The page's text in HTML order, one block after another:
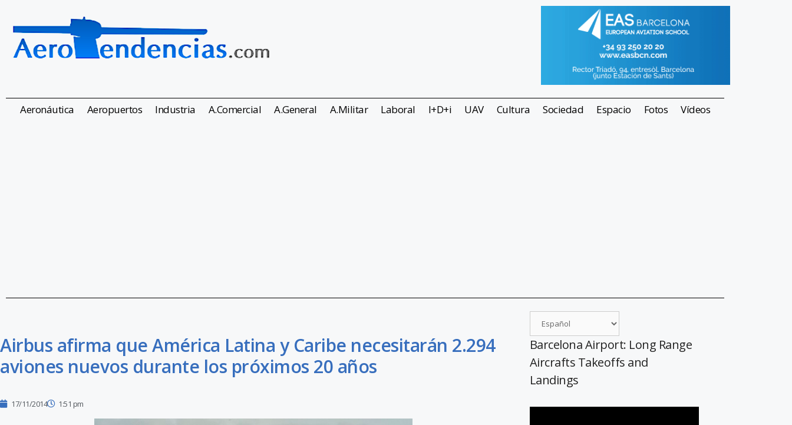
Aeronáutica Aeropuertos Industria A.Comercial A.General A.Militar Laboral I+D+i UAV Cultura Sociedad Espacio Fotos Vídeos
Airbus afirma que América Latina y Caribe necesitarán 2.294
aviones nuevos durante los próximos 20 años
17/11/2014 1:51 pm
Barcelona Airport: Long Range
Aircrafts Takeoffs and
Landings